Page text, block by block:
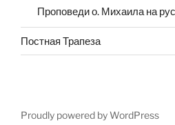
Проповеди о. Михаила на
Постная Трапеза
Proudly powered by WordPress